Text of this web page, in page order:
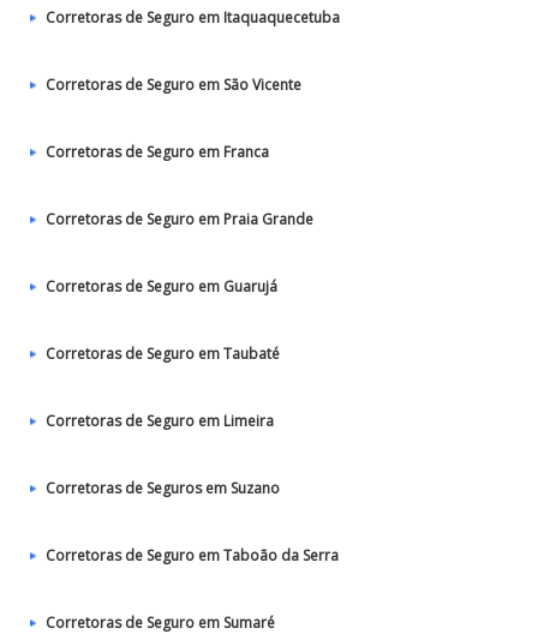
Corretoras de Seguro em Itaquaquecetuba
Corretoras de Seguro em São Vicente
Corretoras de Seguro em Franca
Corretoras de Seguro em Praia Grande
Corretoras de Seguro em Guarujá
Corretoras de Seguro em Taubaté‎
Corretoras de Seguro em Limeira
Corretoras de Seguros em Suzano
Corretoras de Seguro em Taboão da Serra
Corretoras de Seguro em Sumaré